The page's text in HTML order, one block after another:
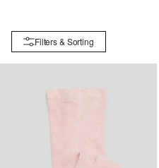
Filters & Sorting